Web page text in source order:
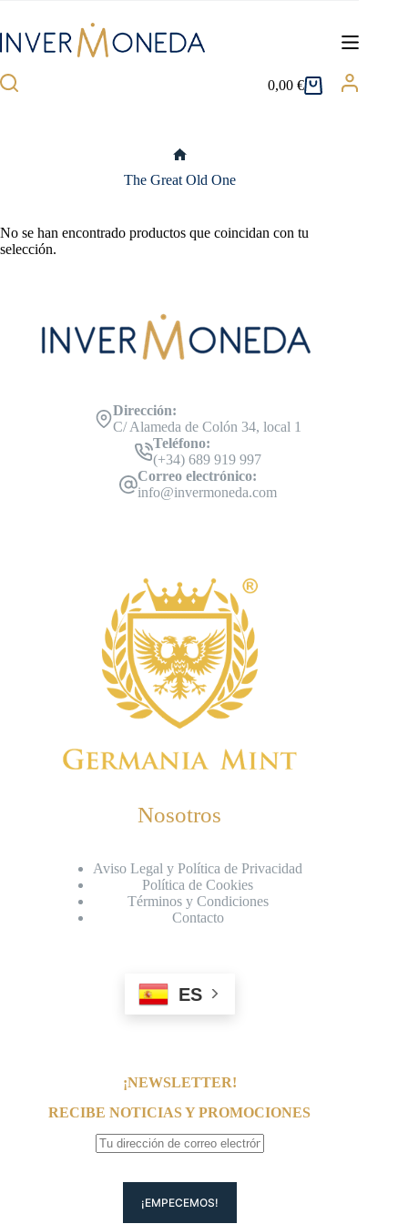
contenido
Carro
0,00€
The Great Old One
No se han encontrado productos que coincidan con tu
selección.
Dirección:
C/ Alameda de Colón 34, local 1
Teléfono:
(+34) 689 919 997
Correo electrónico:
info@invermoneda.com
Nosotros
Aviso Legal y Política de Privacidad
Política de Cookies
Términos y Condiciones
Contacto
ES
¡NEWSLETTER!
RECIBE NOTICIAS Y PROMOCIONES